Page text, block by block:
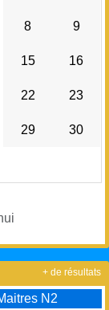
8 9
15 16
22 23
29 30
N2
+ de résultats